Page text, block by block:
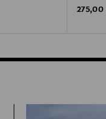
Original
275,00